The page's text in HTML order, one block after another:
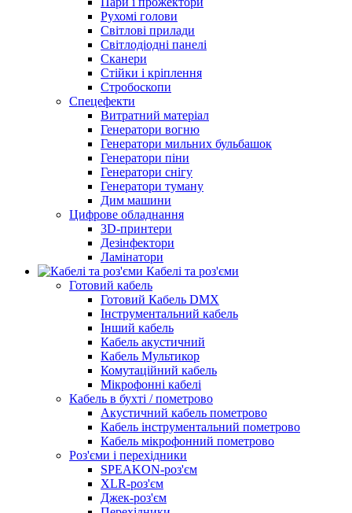
Рухомі голови
Світлові прилади
Світлодіодні панелі
Сканери
Стійки і кріплення
Стробоскопи
Спецефекти
Витратний матеріал
Генератори вогню
Генератори мильних бульбашок
Генератори піни
Генератори снігу
Генератори туману
Дим машини
Цифрове обладнання
3D-принтери
Дезінфектори
Ламінатори
Кабелі та роз'єми
Готовий кабель
Готовий Кабель DMX
Інструментальний кабель
Інший кабель
Кабель акустичний
Кабель Мультикор
Комутаційний кабель
Мікрофонні кабелі
Кабель в бухті / пометрово
Акустичний кабель пометрово
Кабель інструментальний пометрово
Кабель мікрофонний пометрово
Роз'єми і перехідники
SPEAKON-роз'єм
XLR-роз'єм
Джек-роз'єм